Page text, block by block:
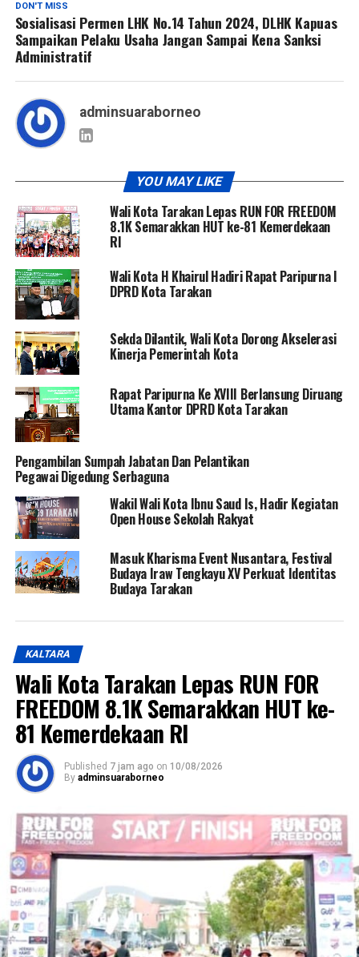
DON'T MISS
Sosialisasi Permen LHK No.14 Tahun 2024, DLHK Kapuas
Sampaikan Pelaku Usaha Jangan Sampai Kena Sanksi
Administratif
adminsuaraborneo
YOU MAY LIKE
Wali Kota Tarakan Lepas RUN FOR FREEDOM
8.1K Semarakkan HUT ke-81 Kemerdekaan
RI
Wali Kota H Khairul Hadiri Rapat Paripurna I
DPRD Kota Tarakan
Sekda Dilantik, Wali Kota Dorong Akselerasi
Kinerja Pemerintah Kota
Rapat Paripurna Ke XVIII Berlansung Diruang
Utama Kantor DPRD Kota Tarakan
Pengambilan Sumpah Jabatan Dan Pelantikan
Pegawai Digedung Serbaguna
Wakil Wali Kota Ibnu Saud Is, Hadir Kegiatan
Open House Sekolah Rakyat
Masuk Kharisma Event Nusantara, Festival
Budaya Iraw Tengkayu XV Perkuat Identitas
Budaya Tarakan
KALTARA
Wali Kota Tarakan Lepas RUN FOR
FREEDOM 8.1K Semarakkan HUT ke-
81 Kemerdekaan RI
Published 7 jam ago on 10/08/2026
By adminsuaraborneo